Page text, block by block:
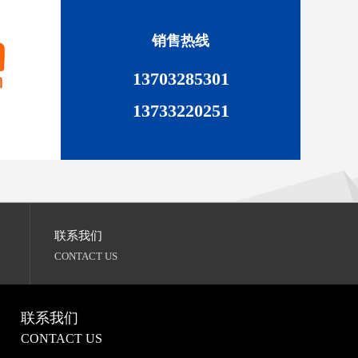
销售热线
13703285301
13733220251
联系我们
CONTACT US
联系我们
CONTACT US